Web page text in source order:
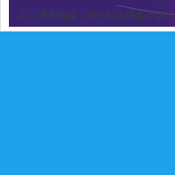
为了使用寿命，包子机上的各个部件